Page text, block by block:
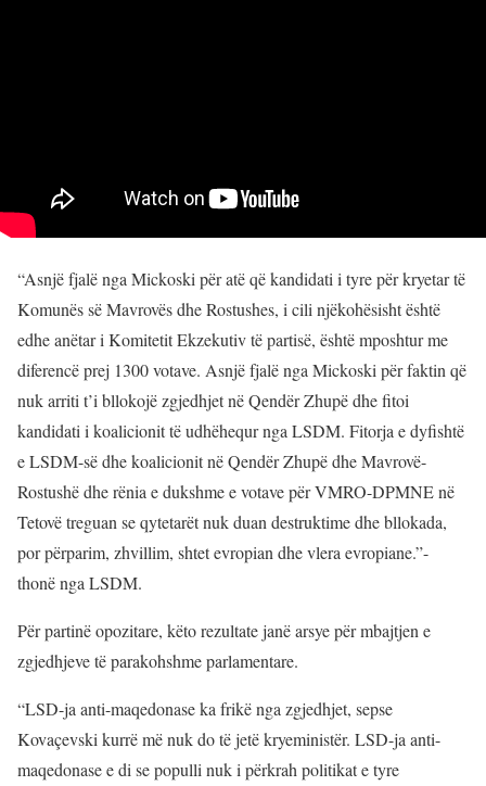
“Asnjë fjalë nga Mickoski për atë që kandidati i tyre për kryetar të
Komunës së Mavrovës dhe Rostushes, i cili njëkohësisht është
edhe anëtar i Komitetit Ekzekutiv të partisë, është mposhtur me
diferencë prej 1300 votave. Asnjë fjalë nga Mickoski për faktin që
nuk arriti t’i bllokojë zgjedhjet në Qendër Zhupë dhe fitoi
kandidati i koalicionit të udhëhequr nga LSDM. Fitorja e dyfishtë
e LSDM-së dhe koalicionit në Qendër Zhupë dhe Mavrovë-
Rostushë dhe rënia e dukshme e votave për VMRO-DPMNE në
Tetovë treguan se qytetarët nuk duan destruktime dhe bllokada,
por përparim, zhvillim, shtet evropian dhe vlera evropiane.”-
thonë nga LSDM.
Për partinë opozitare, këto rezultate janë arsye për mbajtjen e
zgjedhjeve të parakohshme parlamentare.
“LSD-ja anti-maqedonase ka frikë nga zgjedhjet, sepse
Kovaçevski kurrë më nuk do të jetë kryeministër. LSD-ja anti-
maqedonase e di se populli nuk i përkrah politikat e tyre